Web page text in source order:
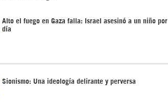
Alto el fuego en Gaza falla: Israel asesinó a un niño por
día
Sionismo: Una ideología delirante y perversa